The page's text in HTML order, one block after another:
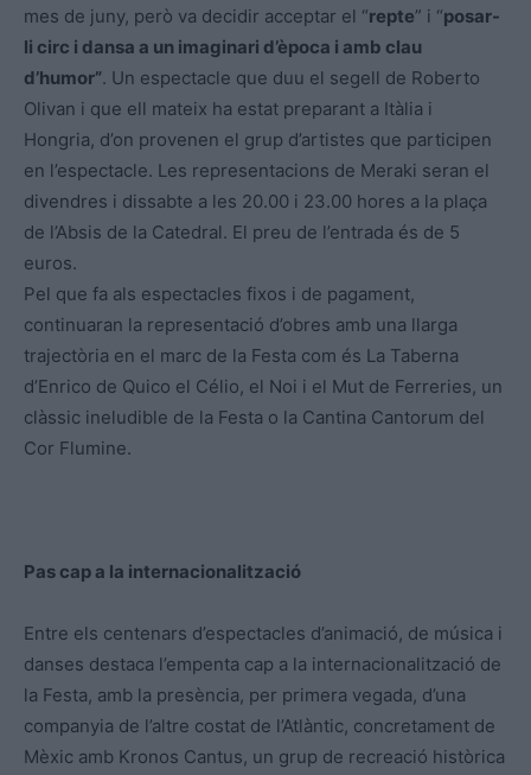
mes de juny, però va decidir acceptar el “repte” i “posar-
li circ i dansa a un imaginari d’època i amb clau
d’humor”. Un espectacle que duu el segell de Roberto
Olivan i que ell mateix ha estat preparant a Itàlia i
Hongria, d’on provenen el grup d’artistes que participen
en l’espectacle. Les representacions de Meraki seran el
divendres i dissabte a les 20.00 i 23.00 hores a la plaça
de l’Absis de la Catedral. El preu de l’entrada és de 5
euros.
Pel que fa als espectacles fixos i de pagament,
continuaran la representació d’obres amb una llarga
trajectòria en el marc de la Festa com és La Taberna
d’Enrico de Quico el Célio, el Noi i el Mut de Ferreries, un
clàssic ineludible de la Festa o la Cantina Cantorum del
Cor Flumine.
Pas cap a la internacionalització
Entre els centenars d’espectacles d’animació, de música i
danses destaca l’empenta cap a la internacionalització de
la Festa, amb la presència, per primera vegada, d’una
companyia de l’altre costat de l’Atlàntic, concretament de
Mèxic amb Kronos Cantus, un grup de recreació històrica